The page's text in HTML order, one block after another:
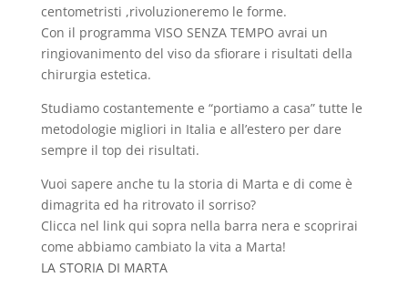
centometristi ,rivoluzioneremo le forme.
Con il programma VISO SENZA TEMPO avrai un
ringiovanimento del viso da sfiorare i risultati della
chirurgia estetica.
Studiamo costantemente e “portiamo a casa” tutte le
metodologie migliori in Italia e all’estero per dare
sempre il top dei risultati.
Vuoi sapere anche tu la storia di Marta e di come è
dimagrita ed ha ritrovato il sorriso?
Clicca nel link qui sopra nella barra nera e scoprirai
come abbiamo cambiato la vita a Marta!
LA STORIA DI MARTA